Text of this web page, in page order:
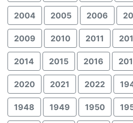
2004 2005 2006
2009 2010 2011
2014 2015 2016
2020 2021 2022
1948 1949 1950